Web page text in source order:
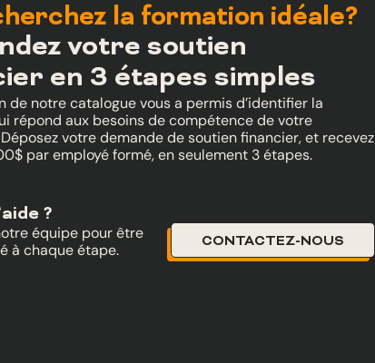
la formation idéale?
votre soutien
en 3 étapes simples
de notre catalogue vous a permis d’identifier la
répond aux besoins de compétence de votre
votre demande de soutien financier, et recevez
par employé formé, en seulement 3 étapes.
?
équipe pour être
à chaque étape.
CONTACTEZ-NOUS